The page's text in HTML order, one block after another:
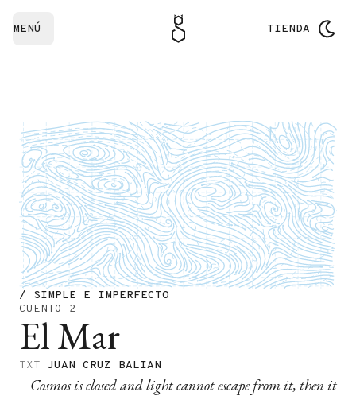
MENÚ TIENDA
/ SIMPLE E IMPERFECTO
CUENTO 2
El Mar
TXT JUAN CRUZ BALIAN
Cosmos is closed and light cannot escape from it, then it